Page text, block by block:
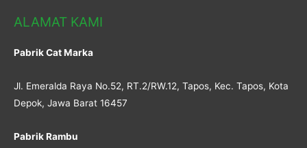
ALAMAT KAMI
Pabrik Cat Marka
Jl. Emeralda Raya No.52, RT.2/RW.12, Tapos, Kec. Tapos, Kota
Depok, Jawa Barat 16457
Pabrik Rambu